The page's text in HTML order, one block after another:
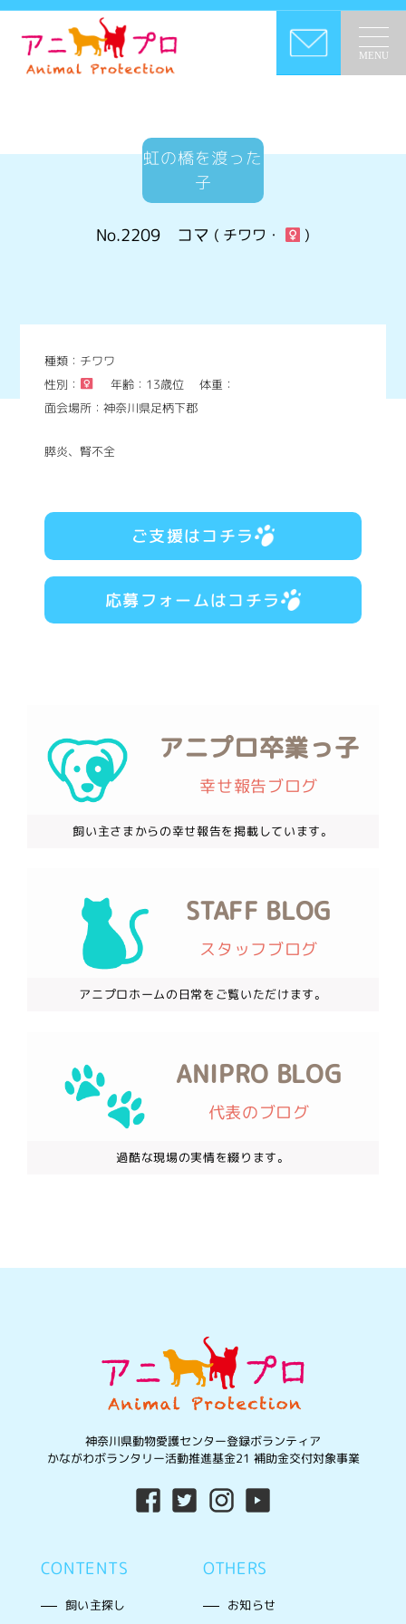
MENU
No.2209 コマ ( チワワ・ )
虹の橋を渡った
子
種類：チワワ
性別：
年齢：13歳位
体重：
面会場所：神奈川県足柄下郡
膵炎、腎不全
ご支援はコチラ
応募フォームはコチラ
アニプロ卒業っ子
幸せ報告ブログ
飼い主さまからの幸せ報告を掲載しています。
STAFF BLOG
スタッフブログ
アニプロホームの日常をご覧いただけます。
ANIPRO BLOG
代表のブログ
過酷な現場の実情を綴ります。
CONTENTS
飼い主探し
神奈川県動物愛護センター登録ボランティア
かながわボランタリー活動推進基金21 補助金交付対象事業
OTHERS
お知らせ